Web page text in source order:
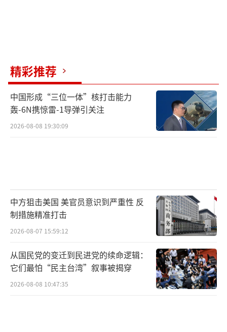
精彩推荐
中国形成“三位一体”核打击能力
轰-6N携惊雷-1导弹引关注
2026-08-08 19:30:09
中方狙击美国 美官员意识到严重性 反
制措施精准打击
2026-08-07 15:59:12
从国民党的变迁到民进党的续命逻辑：
它们最怕“民主台湾”叙事被揭穿
2026-08-08 10:47:35